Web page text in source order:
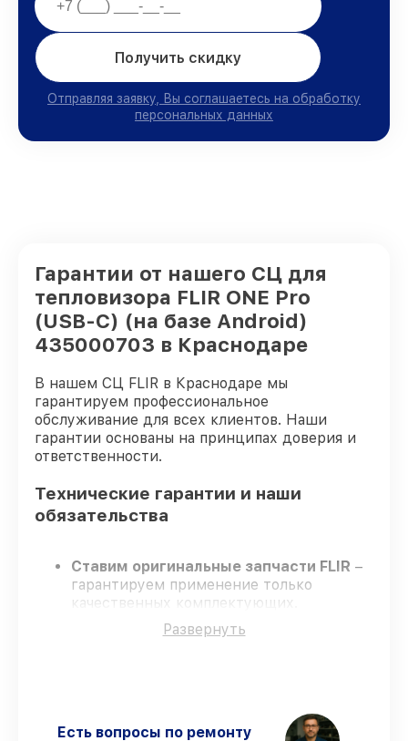
Получить скидку
Отправляя заявку, Вы соглашаетесь на обработку
персональных данных
Гарантии от нашего СЦ для
тепловизора FLIR ONE Pro
(USB-C) (на базе Android)
435000703 в Краснодаре
В нашем СЦ FLIR в Краснодаре мы
гарантируем профессиональное
обслуживание для всех клиентов. Наши
гарантии основаны на принципах доверия и
ответственности.
Технические гарантии и наши
обязательства
Ставим оригинальные запчасти FLIR –
гарантируем применение только
качественных комплектующих.
Квалифицированные мастера
проходят постоянное обучение, что
ремонт тепловизора FLIR ONE Pro (USB-
C) (на базе Android) 435000703 без
Развернуть
Есть вопросы по ремонту